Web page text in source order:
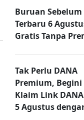
Buruan
Terbaru 6
Gratis Tanpa
Tak Perlu DANA
Premium, Begini
Klaim Link
5 Agustus